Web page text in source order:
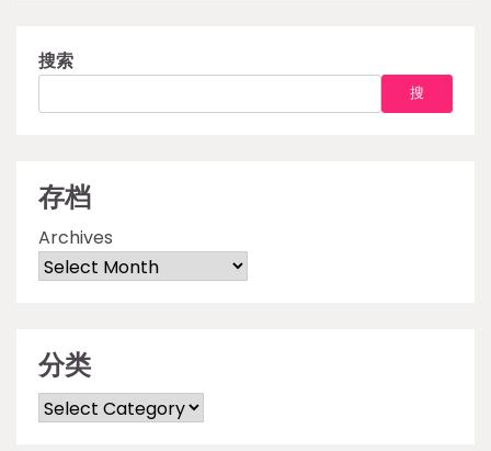
搜索
搜
存档
Archives
分类
Categories